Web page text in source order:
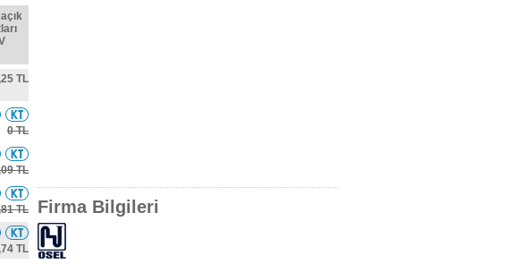
TL
0 TL
TL
TL
TL
Firma Bilgileri